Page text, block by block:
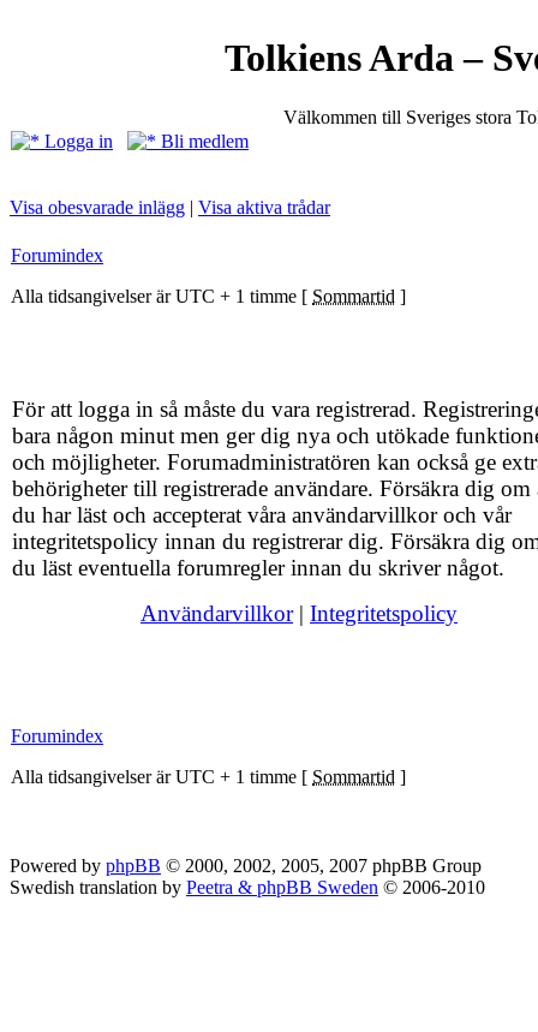
Tolkiens Arda –
Välkommen till Sveriges stora
Logga in
Bli medlem
Visa obesvarade inlägg | Visa aktiva trådar
Forumindex
Alla tidsangivelser är UTC + 1 timme [ Sommartid ]
För att logga in så måste du vara registrerad.
bara någon minut men ger dig nya och utökade
och möjligheter. Forumadministratören kan också ge
behörigheter till registrerade användare. Försäkra dig om
du har läst och accepterat våra användarvillkor och vår
integritetspolicy innan du registrerar dig. Försäkra dig
du läst eventuella forumregler innan du skriver något.
Användarvillkor| Integritetspolicy
Forumindex
Alla tidsangivelser är UTC + 1 timme [ Sommartid ]
Powered by phpBB © 2000, 2002, 2005, 2007 phpBB Group
Swedish translation by Peetra & phpBB Sweden © 2006-2010